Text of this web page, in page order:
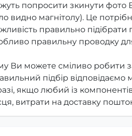
попросити зкинути фото
видно магнітолу). Це
правильно підібрати
правильну проводку
Ви можете сміливо робити
підбір відповідаємо
якщо любий із
витрати на доставку